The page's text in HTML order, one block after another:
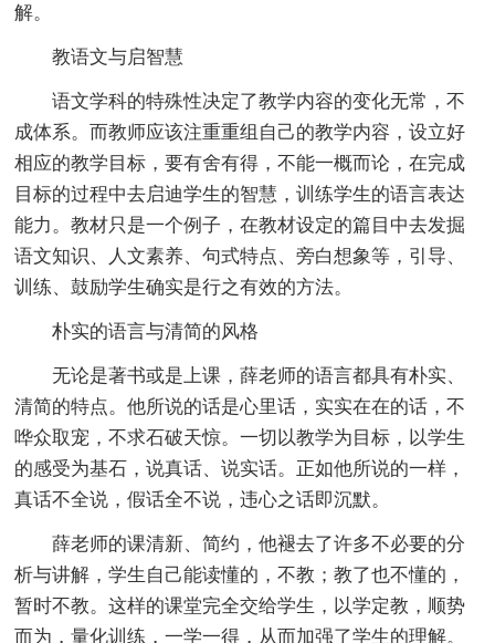
解。
教语文与启智慧
语文学科的特殊性决定了教学内容的变化无常，不
成体系。而教师应该注重重组自己的教学内容，设立好
相应的教学目标，要有舍有得，不能一概而论，在完成
目标的过程中去启迪学生的智慧，训练学生的语言表达
能力。教材只是一个例子，在教材设定的篇目中去发掘
语文知识、人文素养、句式特点、旁白想象等，引导、
训练、鼓励学生确实是行之有效的方法。
朴实的语言与清简的风格
无论是著书或是上课，薛老师的语言都具有朴实、
清简的特点。他所说的话是心里话，实实在在的话，不
哗众取宠，不求石破天惊。一切以教学为目标，以学生
的感受为基石，说真话、说实话。正如他所说的一样，
真话不全说，假话全不说，违心之话即沉默。
薛老师的课清新、简约，他褪去了许多不必要的分
析与讲解，学生自己能读懂的，不教；教了也不懂的，
暂时不教。这样的课堂完全交给学生，以学定教，顺势
而为，量化训练，一学一得，从而加强了学生的理解。